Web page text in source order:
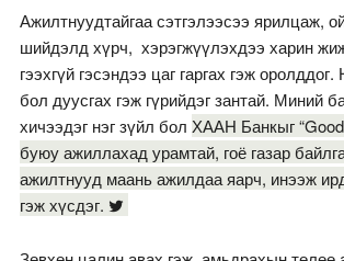
Ажилтнуудтайгаа сэтгэлээсээ ярилцаж,
шийдэлд хүрч, хэрэгжүүлэхдээ харин
гээхгүй гэсэндээ цаг гаргах гэж
бол дуусгах гэж гүрийдэг зантай. Миний
хичээдэг нэг зүйл бол ХААН Банкыг
буюу ажиллахад урамтай, гоё газар
ажилтнууд маань ажилдаа яарч, инээж
гэж хүсдэг.